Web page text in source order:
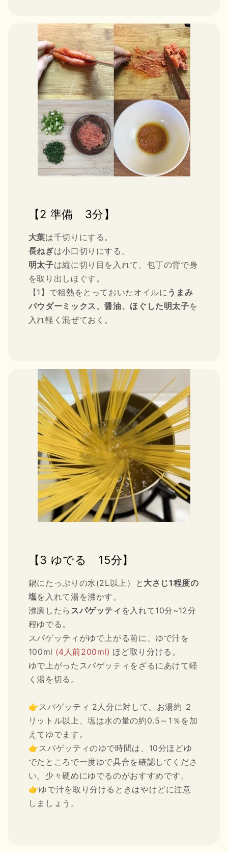
【2 準備 3分】
大葉は千切りにする。
長ねぎは小口切りにする。
明太子は縦に切り目を入れて、包丁の背で身
を取り出しほぐす。
【1】で粗熱をとっておいたオイルにうまみ
パウダーミックス、醤油、ほぐした明太子を
入れ軽く混ぜておく。
【3 ゆでる 15分】
鍋にたっぷりの水(2L以上）と 大さじ1程度の
塩を入れて湯を沸かす。
沸騰したら スパゲッティ を入れて10分~12分
程ゆでる。
スパゲッティがゆで上がる前に、ゆで汁を
100ml (4人前200ml) ほど取り分ける。
ゆで上がったスパゲッティをざるにあけて軽
く湯を切る。
👉スパゲッティ 2人分に対して、お湯約 ２
リットル以上、塩は水の量の約0.5～1％を加
えてゆでます。
👉スパゲッティのゆで時間は、10分ほどゆ
でたところで一度ゆで具合を確認してくださ
い。少々硬めにゆでるのがおすすめです。
👉ゆで汁を取り分けるときはやけどに注意
しましょう。